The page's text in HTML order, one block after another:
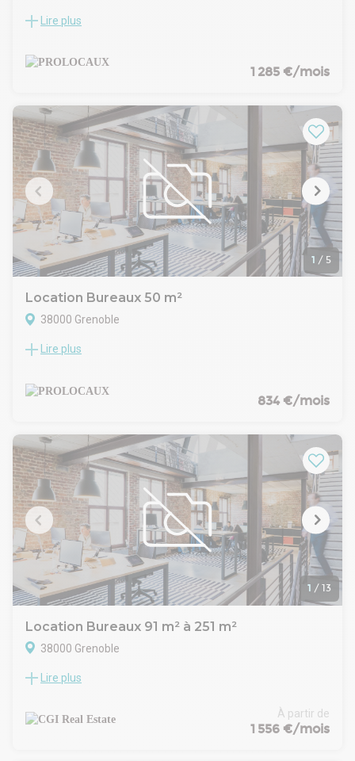
A louer bureaux au R+1 d'environ 257m2 situés à Grenoble.
Prestations - équipements : Bureaux au R+1 d'environ
257m2Espace accueilSanitaires privatifs3 bureaux3 grandes
- Type de bail : Commercial
- Durée : 3/6/9 ans
- Indice : ILAT
- Dépôt de garantie : 3 mois HT
- Loyers et charges : Trimestriels et d'avance
Lire plus
1 285 €/mois
1 / 5
Location Bureaux 50 m²
38000 Grenoble
A louer bureaux d'environ 50m2 à EUROPOLE à 100m2 de la
par PROLOCAUX.
Prestations - équipements : Bureaux d'environ 50m2 au
- Type de bail : Commercial
- Durée : 3/6/9 ans
- Indice : ILAT
- Dépôt de garantie : 3 mois HT
- Loyers et charges : Trimestriels et d'avance
Lire plus
834 €/mois
1 / 13
Location Bureaux 91 m² à 251 m²
38000 Grenoble
Nous vous proposons à la location, un plateau de bureaux de
standing ! Cet immeuble engagé pour l'environnement est
situé à l'entrée du quartier d'affaires d'EUROPOLE à
Lire plus
À partir de
1 556 €/mois